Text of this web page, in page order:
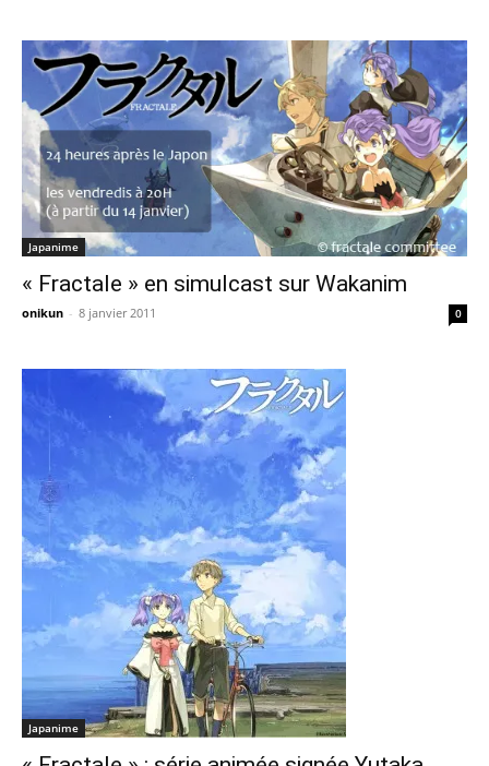
Japanime
« Fractale » en simulcast sur Wakanim
onikun - 8 janvier 2011 0
Japanime